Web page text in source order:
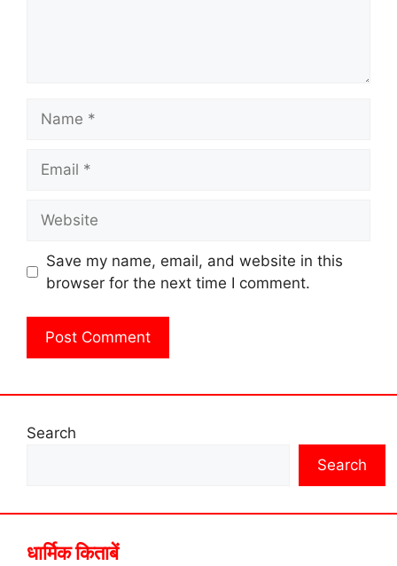
Save my name, email, and website in this
browser for the next time I comment.
Search
Search
धार्मिक किताबें